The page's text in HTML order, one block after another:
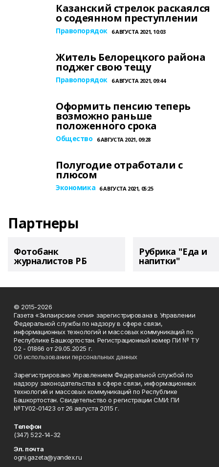
Казанский стрелок раскаялся
о содеянном преступлении
Правопорядок 6 АВГУСТА 2021, 10:03
Житель Белорецкого района
поджег свою тещу
Правопорядок 6 АВГУСТА 2021, 09:44
Оформить пенсию теперь
возможно раньше
положенного срока
Общество 6 АВГУСТА 2021, 09:28
Полугодие отработали с
плюсом
Экономика 6 АВГУСТА 2021, 05:25
Партнеры
Фотобанк
журналистов РБ
Рубрика "Еда и
напитки"
© 2015-2026
Газета «Зилаирские огни» зарегистрирована в Управлении
Федеральной службы по надзору в сфере связи,
информационных технологий и массовых коммуникаций по
Республике Башкортостан. Регистрационный номер ПИ № ТУ
02 - 01866 от 29.05.2025 г.
Об использовании персональных данных
Зарегистрировано Управлением Федеральной службой по
надзору законодательства в сфере связи, информационных
технологий и массовых коммуникаций по Республике
Башкортостан. Свидетельство о регистрации СМИ: ПИ
№ТУ02-01423 от 26 августа 2015 г.
Телефон
(347) 522-14-32
Эл. почта
ogni.gazeta@yandex.ru